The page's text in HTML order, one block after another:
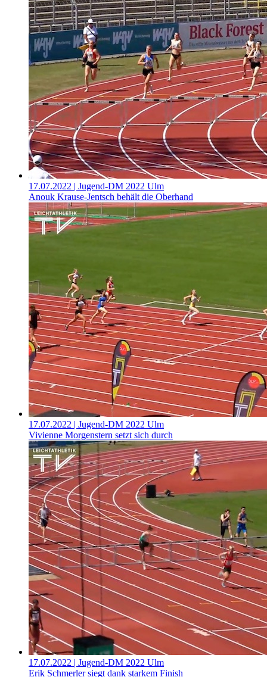
17.07.2022 | Jugend-DM 2022 Ulm
Anouk Krause-Jentsch behält die Oberhand
17.07.2022 | Jugend-DM 2022 Ulm
Vivienne Morgenstern setzt sich durch
17.07.2022 | Jugend-DM 2022 Ulm
Erik Schmerler siegt dank starkem Finish